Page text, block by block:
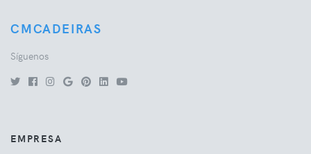
CMCADEIRAS
Síguenos
EMPRESA